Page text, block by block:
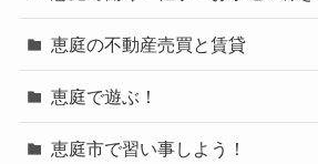
恵庭の不動産売買と賃貸
恵庭で遊ぶ！
恵庭市で習い事しよう！